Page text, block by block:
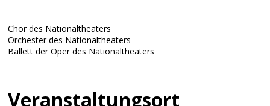
Chor des Nationaltheaters
Orchester des Nationaltheaters
Ballett der Oper des Nationaltheaters
Veranstaltungsort